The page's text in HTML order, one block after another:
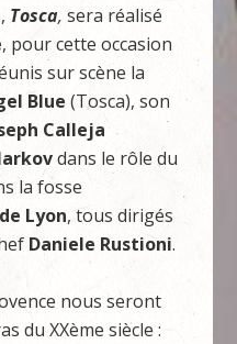
, Tosca, sera réalisé
, pour cette occasion
sur scène la
Blue (Tosca), son
Calleja
dans le rôle du
la fosse
Lyon, tous dirigés
Daniele Rustioni.
nous seront
du XXème siècle :